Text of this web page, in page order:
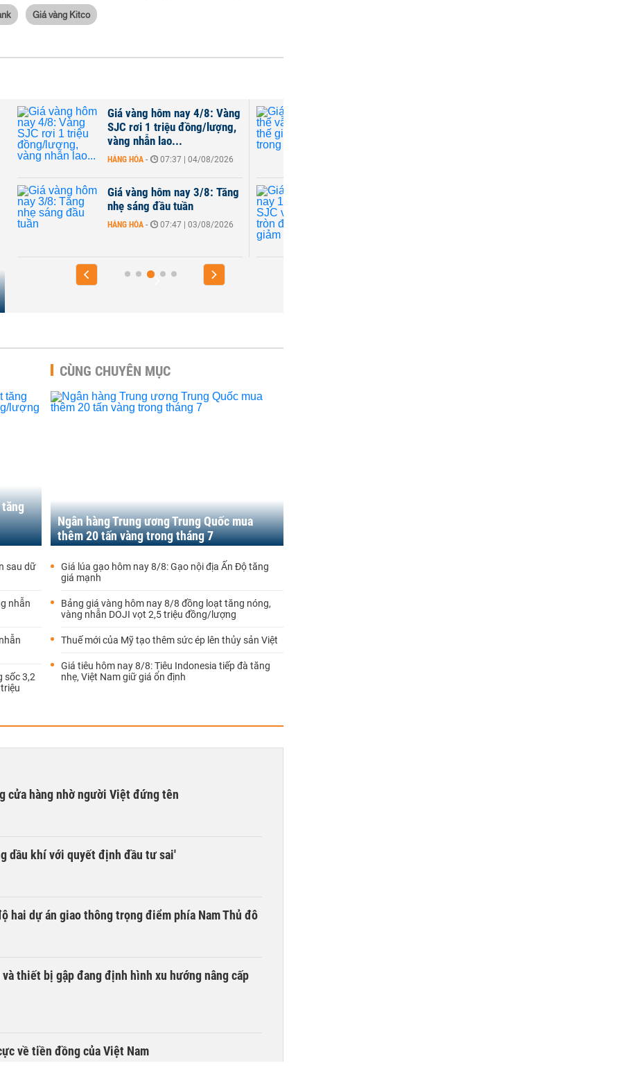
Giá vàng Kitco
Giá vàng hôm nay 4/8: Vàng
SJC rơi 1 triệu đồng/lượng,
vàng nhẫn lao...
HÀNG HÓA - 07:37 | 04/08/2026
Giá vàng hôm nay 3/8: Tăng
nhẹ sáng đầu tuần
HÀNG HÓA - 07:47 | 03/08/2026
sau dữ
nhẫn
sốc 3,2
CÙNG CHUYÊN MỤC
Ngân hàng Trung ương Trung Quốc mua
thêm 20 tấn vàng trong tháng 7
Giá lúa gạo hôm nay 8/8: Gạo nội địa Ấn Độ tăng
giá mạnh
Bảng giá vàng hôm nay 8/8 đồng loạt tăng nóng,
vàng nhẫn DOJI vọt 2,5 triệu đồng/lượng
Thuế mới của Mỹ tạo thêm sức ép lên thủy sản Việt
Giá tiêu hôm nay 8/8: Tiêu Indonesia tiếp đà tăng
nhẹ, Việt Nam giữ giá ổn định
cửa hàng nhờ người Việt đứng tên
dầu khí với quyết định đầu tư sai'
hai dự án giao thông trọng điểm phía Nam Thủ đô
thiết bị gập đang định hình xu hướng nâng cấp
về tiền đồng của Việt Nam